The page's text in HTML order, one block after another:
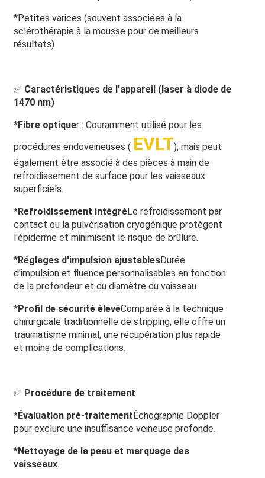
*Petites varices (souvent associées à la
sclérothérapie à la mousse pour de meilleurs
résultats)
✅ Caractéristiques de l'appareil (laser à diode de
1470 nm)
*Fibre optiquer : Couramment utilisé pour les
procédures endoveineuses ( EVLT), mais peut
également être associé à des pièces à main de
refroidissement de surface pour les vaisseaux
superficiels.
*Refroidissement intégréLe refroidissement par
contact ou la pulvérisation cryogénique protègent
l'épiderme et minimisent le risque de brûlure.
*Réglages d'impulsion ajustablesDurée
d'impulsion et fluence personnalisables en fonction
de la profondeur et du diamètre du vaisseau.
*Profil de sécurité élevéComparée à la technique
chirurgicale traditionnelle de stripping, elle offre un
traumatisme minimal, une récupération plus rapide
et moins de complications.
✅ Procédure de traitement
*Évaluation pré-traitementÉchographie Doppler
pour exclure une insuffisance veineuse profonde.
*Nettoyage de la peau et marquage des
vaisseaux.